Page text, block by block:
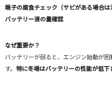
端子の腐食チェック（サビがある場合は
バッテリー液の量確認
なぜ重要か？
バッテリーが弱ると、エンジン始動が
す。 特に冬場はバッテリーの性能が低